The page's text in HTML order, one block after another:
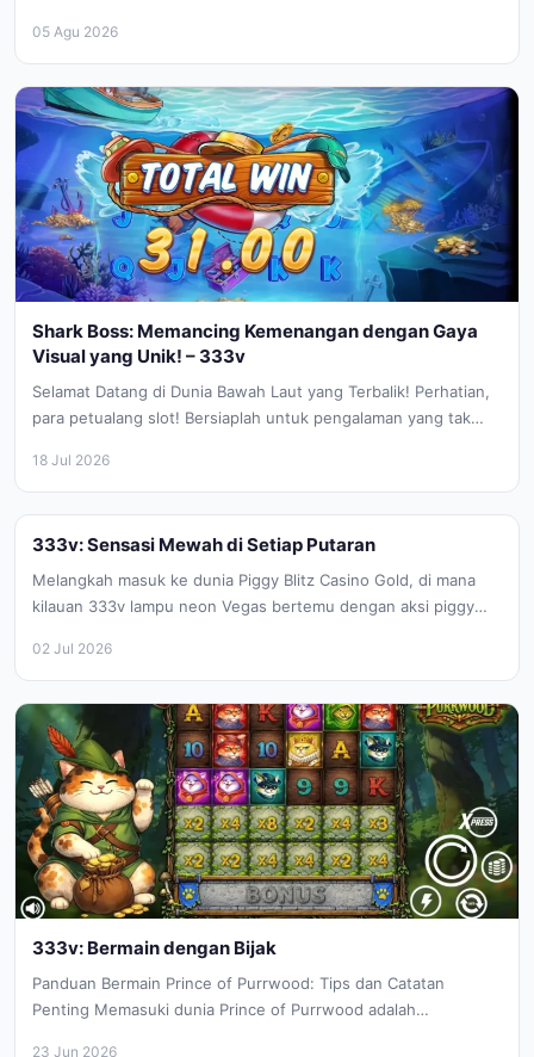
05 Agu 2026
Shark Boss: Memancing Kemenangan dengan Gaya
Visual yang Unik! – 333v
Selamat Datang di Dunia Bawah Laut yang Terbalik! Perhatian,
para petualang slot! Bersiaplah untuk pengalaman yang tak
18 Jul 2026
333v: Sensasi Mewah di Setiap Putaran
Melangkah masuk ke dunia Piggy Blitz Casino Gold, di mana
kilauan 333v lampu neon Vegas bertemu dengan aksi piggy
02 Jul 2026
333v: Bermain dengan Bijak
Panduan Bermain Prince of Purrwood: Tips dan Catatan
Penting Memasuki dunia Prince of Purrwood adalah
23 Jun 2026